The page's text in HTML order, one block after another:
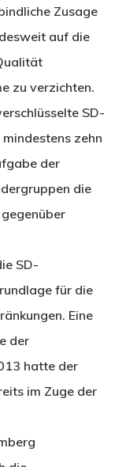
Zusage
auf die
zu verzichten.
SD-
zehn
der
die
SD-
für die
Eine
der
hatte der
im Zuge der